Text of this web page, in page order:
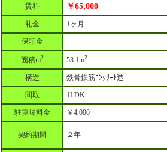
賃料 ￥65,000
礼金 1ヶ月
保証金
面積m2 53.1m2
構造 鉄骨鉄筋ｺﾝｸﾘｰﾄ造
間取 1LDK
駐車場料金 ￥4,000
契約期間 ２年